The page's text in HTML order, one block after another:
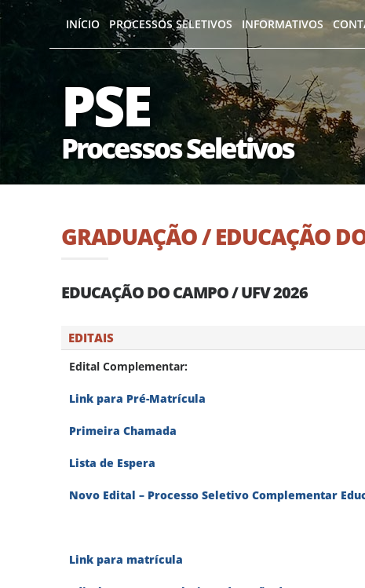
INÍCIO PROCESSOS SELETIVOS INFORMATIVOS
PSE
Processos Seletivos
GRADUAÇÃO / EDUCAÇÃO
EDUCAÇÃO DO CAMPO / UFV 2026
EDITAIS
Edital Complementar:
Link para Pré-Matrícula
Primeira Chamada
Lista de Espera
Novo Edital – Processo Seletivo Complementar
Link para matrícula